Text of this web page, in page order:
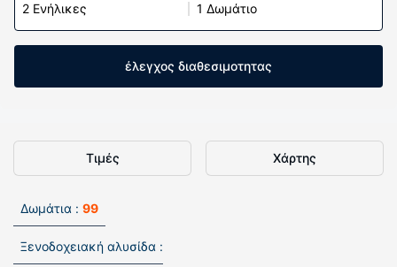
2 Ενήλικες 1 Δωμάτιο
έλεγχος διαθεσιμοτητας
Τιμές Χάρτης
Δωμάτια : 99
Ξενοδοχειακή αλυσίδα :